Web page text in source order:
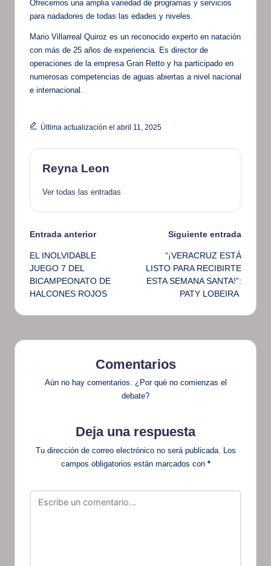
Ofrecemos una amplia variedad de programas y servicios
para nadadores de todas las edades y niveles.
Mario Villarreal Quiroz es un reconocido experto en natación
con más de 25 años de experiencia. Es director de
operaciones de la empresa Gran Retto y ha participado en
numerosas competencias de aguas abiertas a nivel nacional
e internacional.
Última actualización el abril 11, 2025
Reyna Leon
Ver todas las entradas
Navegación
de
entradas
Entrada anterior
EL INOLVIDABLE
JUEGO 7 DEL
BICAMPEONATO DE
HALCONES ROJOS
Siguiente entrada
“¡VERACRUZ ESTÁ
LISTO PARA RECIBIRTE
ESTA SEMANA SANTA!”:
PATY LOBEIRA
Comentarios
Aún no hay comentarios. ¿Por qué no comienzas el
debate?
Deja una respuesta
Tu dirección de correo electrónico no será publicada. Los
campos obligatorios están marcados con *